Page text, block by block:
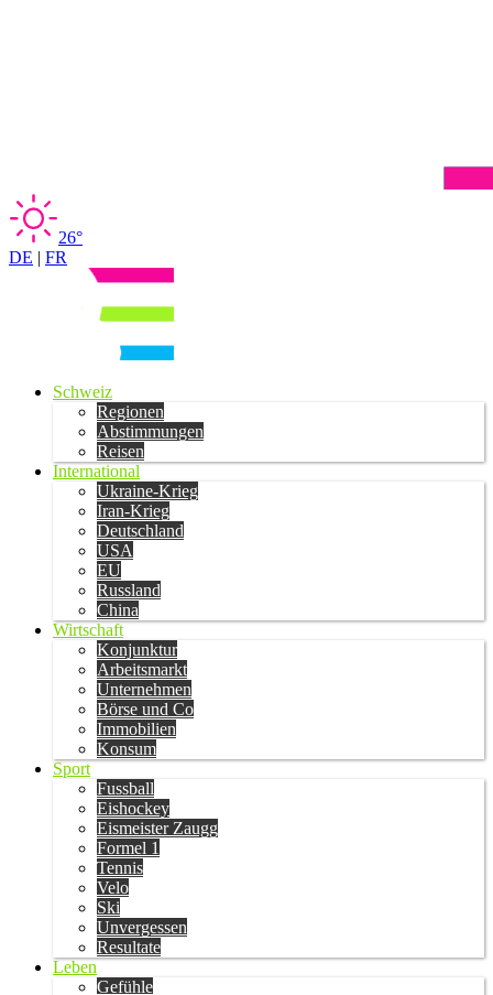
26°
DE | FR
Schweiz
Regionen
Abstimmungen
Reisen
International
Ukraine-Krieg
Iran-Krieg
Deutschland
USA
EU
Russland
China
Wirtschaft
Konjunktur
Arbeitsmarkt
Unternehmen
Börse und Co
Immobilien
Konsum
Sport
Fussball
Eishockey
Eismeister Zaugg
Formel 1
Tennis
Velo
Ski
Unvergessen
Resultate
Leben
Gefühle